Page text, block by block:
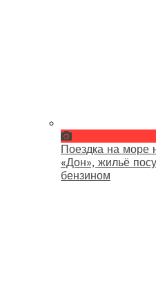
Поездка на
«Дон», жильё
бензином